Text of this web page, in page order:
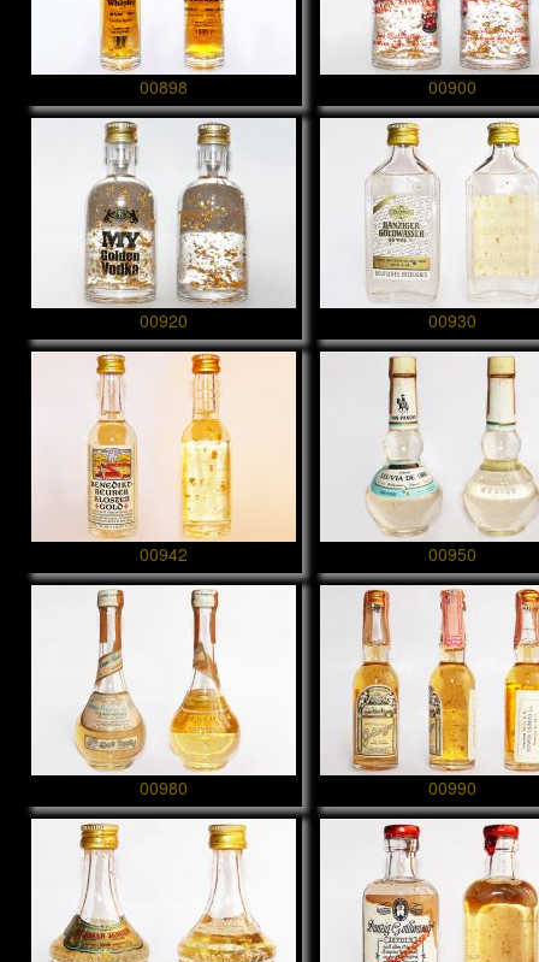
00898 00900
00920 00930
00942 00950
00980 00990